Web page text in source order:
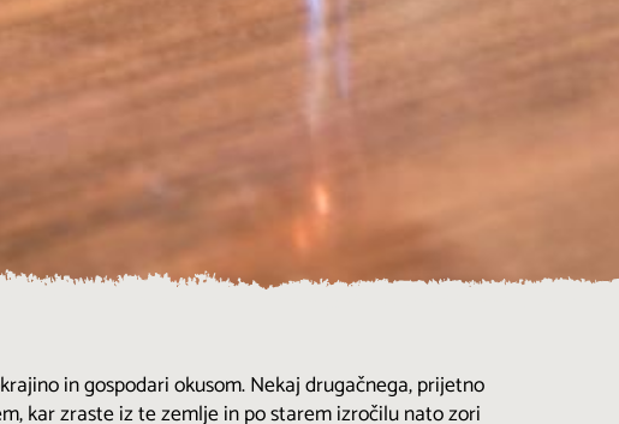
in gospodari okusom. Nekaj drugačnega, prijetno
kar zraste iz te zemlje in po starem izročilu nato zori